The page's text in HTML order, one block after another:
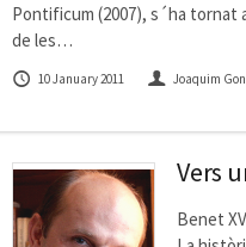
Pontificum (2007), s´ha tornat
de les…
10 January 2011 Joaquim
Vers
Benet